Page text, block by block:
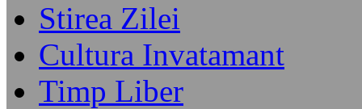
Stirea Zilei
Cultura Invatamant
Timp Liber